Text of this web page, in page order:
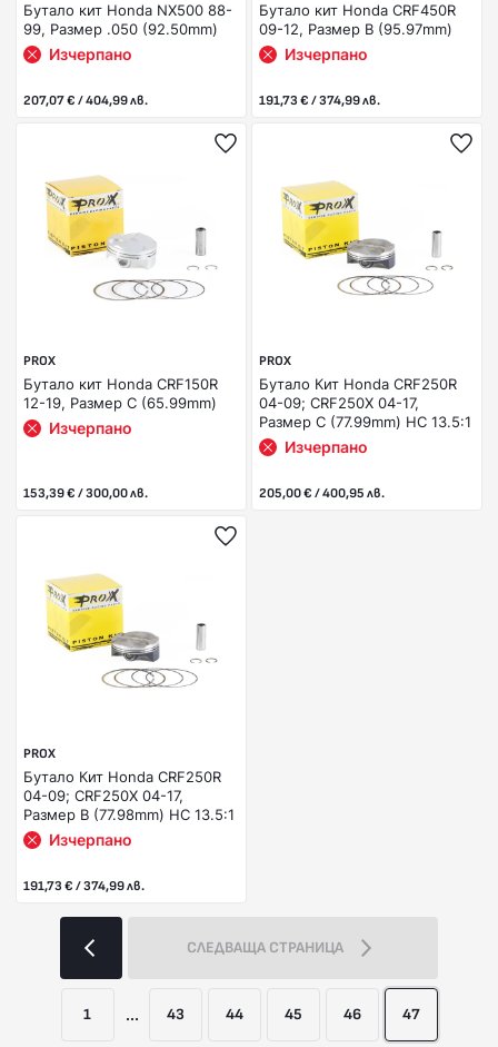
Бутало кит Honda NX500 88-
99, Размер .050 (92.50mm)
Изчерпано
207,07 € / 404,99 лв.
Бутало кит Honda CRF450R
09-12, Размер B (95.97mm)
Изчерпано
191,73 € / 374,99 лв.
PROX
Бутало кит Honda CRF150R
12-19, Размер C (65.99mm)
Изчерпано
153,39 € / 300,00 лв.
PROX
Бутало Кит Honda CRF250R
04-09; CRF250X 04-17,
Размер C (77.99mm) HC 13.5:1
Изчерпано
205,00 € / 400,95 лв.
PROX
Бутало Кит Honda CRF250R
04-09; CRF250X 04-17,
Размер B (77.98mm) HC 13.5:1
Изчерпано
191,73 € / 374,99 лв.
СЛЕДВАЩА СТРАНИЦА
1 ... 43 44 45 46 47